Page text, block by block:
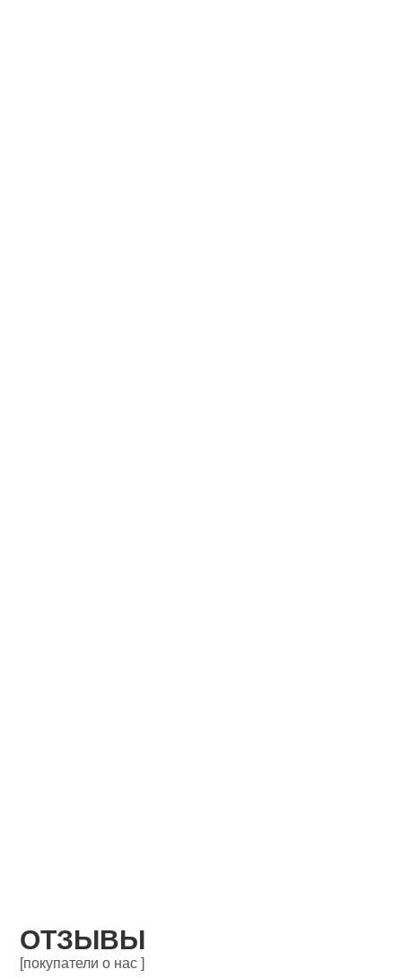
ОТЗЫВЫ
[покупатели о нас ]